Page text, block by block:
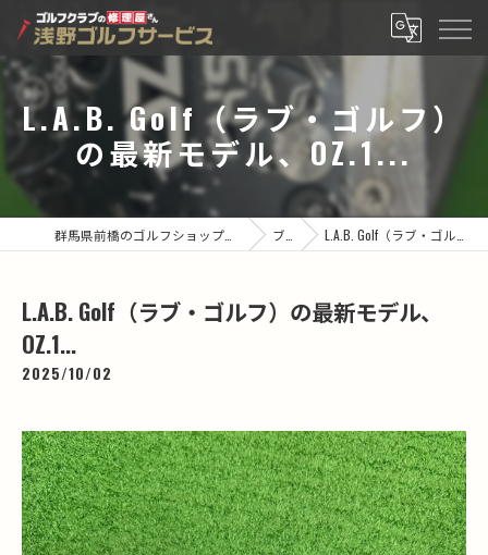
L.A.B. Golf（ラブ・ゴルフ）
の最新モデル、OZ.1...
ブログ L.A.B. Golf（ラブ・ゴルフ）の最新モデル、OZ.1...
L.A.B. Golf（ラブ・ゴルフ）の最新モデル、
OZ.1...
2025/10/02